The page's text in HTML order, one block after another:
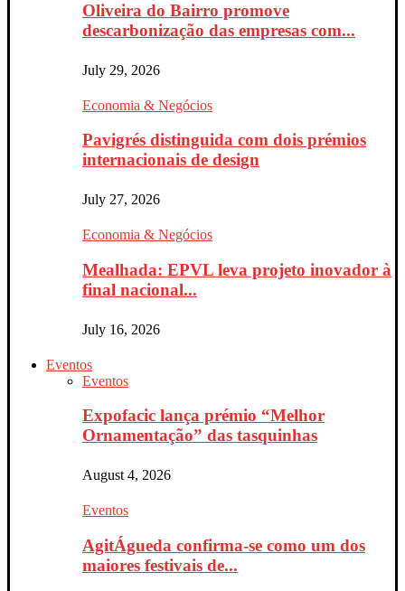
Oliveira do Bairro promove
descarbonização das empresas com...
July 29, 2026
Economia & Negócios
Pavigrés distinguida com dois prémios
internacionais de design
July 27, 2026
Economia & Negócios
Mealhada: EPVL leva projeto inovador à
final nacional...
July 16, 2026
Eventos
Eventos
Expofacic lança prémio “Melhor
Ornamentação” das tasquinhas
August 4, 2026
Eventos
AgitÁgueda confirma-se como um dos
maiores festivais de...